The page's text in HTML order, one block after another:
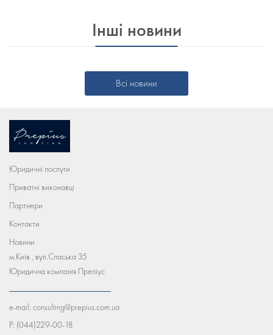
Інші новини
Всі новини
Юридичні послуги
Приватні виконавці
Партнери
Контакти
Новини
м.Київ , вул.Спаська 35
Юридична компанія Препіус
e-mail: consulting@prepius.com.ua
P: (044)229-00-18